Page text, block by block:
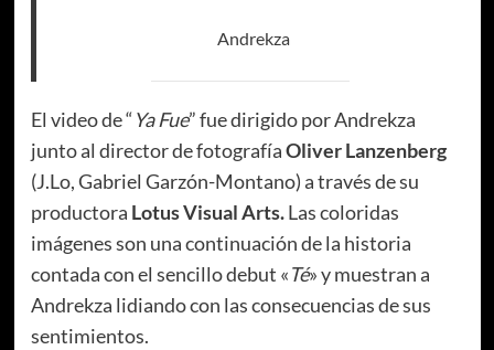
Andrekza
El video de “Ya Fue” fue dirigido por Andrekza
junto al director de fotografíaOliver Lanzenberg
(J.Lo, Gabriel Garzón-Montano) a través de su
productora Lotus Visual Arts.Las coloridas
imágenes son una continuación de la historia
contada con el sencillo debut «Té» y muestran a
Andrekza lidiando con las consecuencias de sus
sentimientos.